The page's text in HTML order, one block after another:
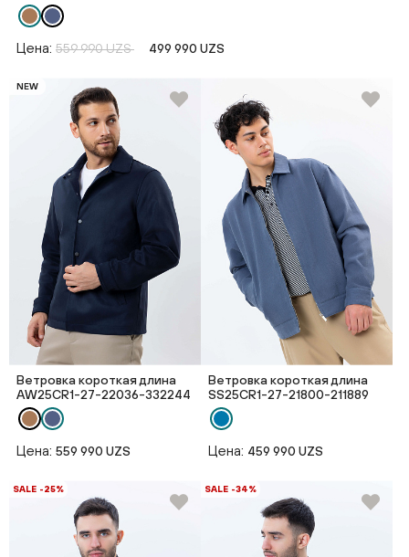
Цена: 559 990 UZS 499 990 UZS
NEW
Ветровка короткая длина
AW25CR1-27-22036-332244
Цена: 559 990 UZS
Ветровка короткая длина
SS25CR1-27-21800-211889
Цена: 459 990 UZS
SALE -25% SALE -34%